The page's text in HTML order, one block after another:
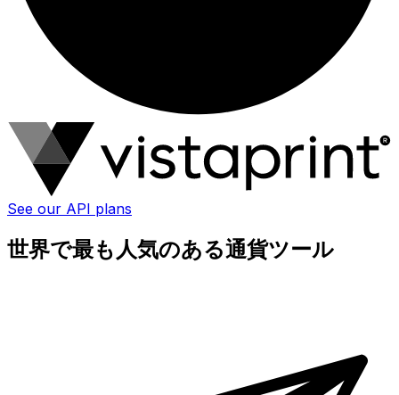
See our API plans
世界で最も人気のある通貨ツール